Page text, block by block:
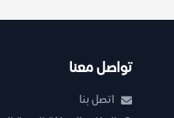
تواصل معنا
اتصل بنا